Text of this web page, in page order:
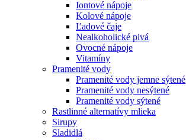
Iontové nápoje
Kolové nápoje
Ľadové čaje
Nealkoholické pivá
Ovocné nápoje
Vitamíny
Pramenité vody
Pramenité vody jemne sýtené
Pramenité vody nesýtené
Pramenité vody sýtené
Rastlinné alternatívy mlieka
Sirupy
Sladidlá